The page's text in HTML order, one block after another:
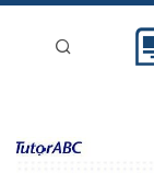
新聞稿分類